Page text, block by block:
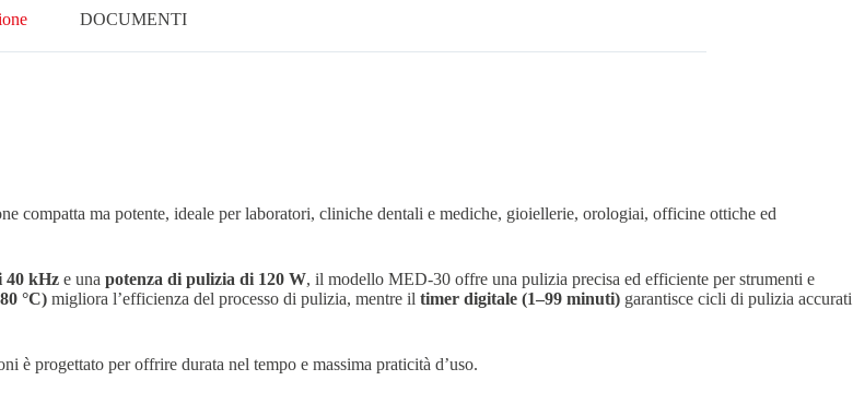
DOCUMENTI
compatta ma potente, ideale per laboratori, cliniche dentali e mediche, gioiellerie, orologiai, officine ottiche ed
40 kHz e una potenza di pulizia di 120 W, il modello MED-30 offre una pulizia precisa ed efficiente per strumenti e
°C) migliora l’efficienza del processo di pulizia, mentre il timer digitale (1–99 minuti) garantisce cicli di pulizia accurati
è progettato per offrire durata nel tempo e massima praticità d’uso.